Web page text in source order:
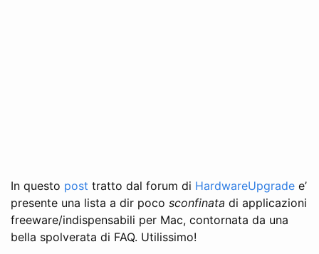
In questo post tratto dal forum di HardwareUpgrade e’
presente una lista a dir poco sconfinata di applicazioni
freeware/indispensabili per Mac, contornata da una
bella spolverata di FAQ. Utilissimo!